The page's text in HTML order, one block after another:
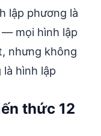
lập phương là
— mọi hình lập
nhưng không
hình lập
thức 12